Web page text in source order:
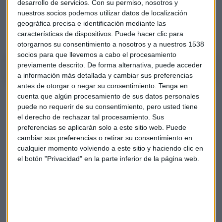
desarrollo de servicios. Con su permiso, nosotros y
nuestros socios podemos utilizar datos de localización
geográfica precisa e identificación mediante las
características de dispositivos. Puede hacer clic para
otorgarnos su consentimiento a nosotros y a nuestros 1538
socios para que llevemos a cabo el procesamiento
previamente descrito. De forma alternativa, puede acceder
a información más detallada y cambiar sus preferencias
antes de otorgar o negar su consentimiento. Tenga en
cuenta que algún procesamiento de sus datos personales
puede no requerir de su consentimiento, pero usted tiene
el derecho de rechazar tal procesamiento. Sus
preferencias se aplicarán solo a este sitio web. Puede
cambiar sus preferencias o retirar su consentimiento en
cualquier momento volviendo a este sitio y haciendo clic en
el botón "Privacidad" en la parte inferior de la página web.
enhorabuena por la aprobación del 'sandbox' en España y
esto atraerá muchas iniciativas innovadoras a nuestro
país".
Puedes escuchar toda la entrevista entera en el siguiente
audio